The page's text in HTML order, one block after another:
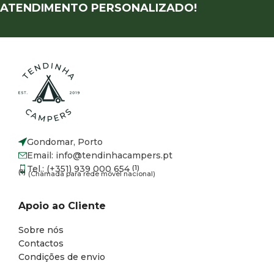
ATENDIMENTO PERSONALIZADO!
Gondomar, Porto
Email: info@tendinhacampers.pt
Tel.: (+351) 939 000 654 (1)
(1) (Chamada para rede móvel nacional)
Apoio ao Cliente
Sobre nós
Contactos
Condições de envio